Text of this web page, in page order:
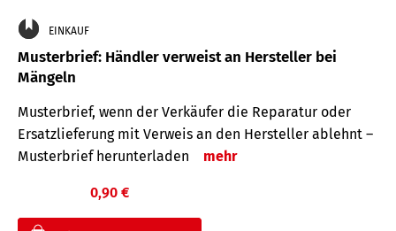
EINKAUF
Musterbrief: Händler verweist an Hersteller bei
Mängeln
Musterbrief, wenn der Verkäufer die Reparatur oder
Ersatzlieferung mit Verweis an den Hersteller ablehnt –
Musterbrief herunterladen
mehr
0,90 €